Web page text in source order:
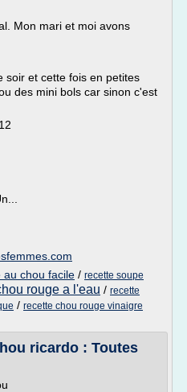
Mon mari et moi avons
soir et cette fois en petites
des mini bols car sinon c'est
au chou facile / recette soupe
rouge a l'eau / recette
/ recette chou rouge vinaigre
ricardo : Toutes